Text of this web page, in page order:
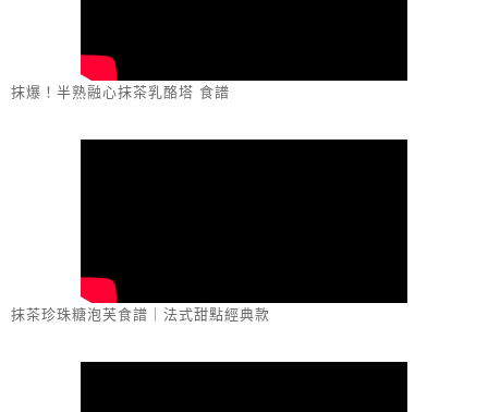
抹爆！半熟融心抹茶乳酪塔 食譜
抹茶珍珠糖泡芙食譜｜法式甜點經典款